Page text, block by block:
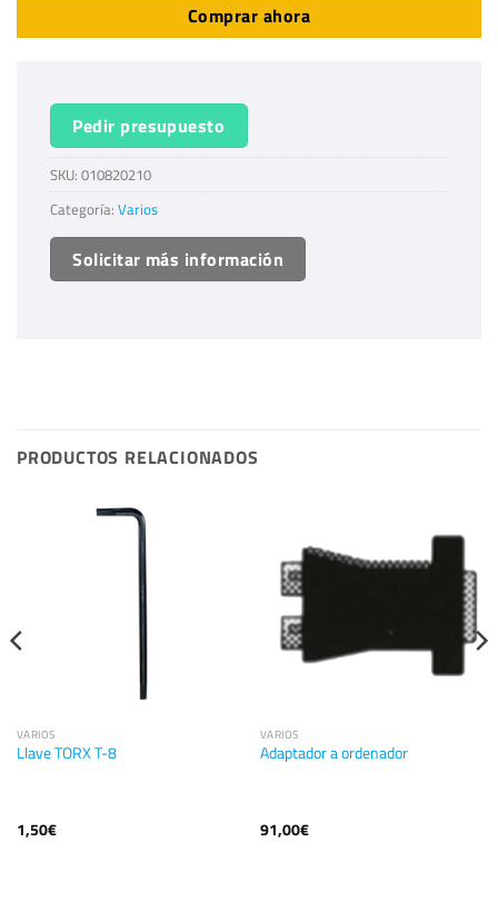
Comprar ahora
Pedir presupuesto
SKU: 010820210
Categoría: Varios
Solicitar más información
PRODUCTOS RELACIONADOS
VARIOS
Llave TORX T-8
1,50€
VARIOS
Adaptador a ordenador
91,00€